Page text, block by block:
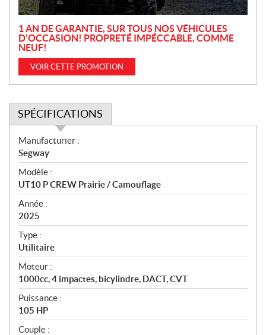
1 AN DE GARANTIE, SUR TOUS NOS VÉHICULES
D’OCCASION! PROPRETÉ IMPÉCCABLE, COMME
NEUF!
VOIR CETTE PROMOTION
SPÉCIFICATIONS
S
p
é
c
i
f
i
c
a
t
i
o
n
s
Manufacturier :
Segway
Modèle :
UT10 P CREW Prairie / Camouflage
Année :
2025
Type :
Utilitaire
Moteur :
1000cc, 4 impactes, bicylindre, DACT, CVT
Puissance :
105 HP
Couple :